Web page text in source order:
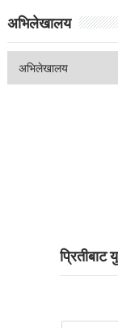
अभिलेखालय
प्रितीबाट